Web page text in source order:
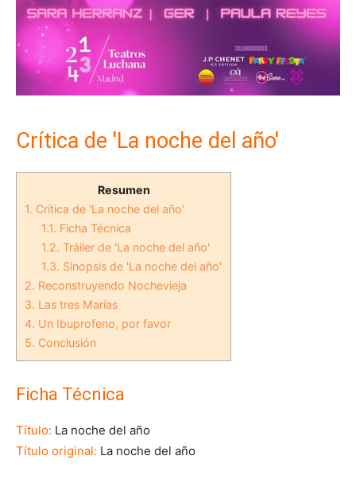
Crítica de 'La noche del año'
Resumen
1. Crítica de 'La noche del año'
1.1. Ficha Técnica
1.2. Tráiler de 'La noche del año'
1.3. Sinopsis de 'La noche del año'
2. Reconstruyendo Nochevieja
3. Las tres Marías
4. Un Ibuprofeno, por favor
5. Conclusión
Ficha Técnica
Título: La noche del año
Título original: La noche del año